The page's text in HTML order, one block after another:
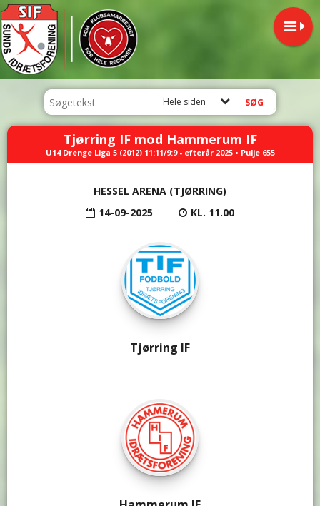
Hele siden
Tjørring IF mod Hammerum IF
U14 Drenge Liga 5 (2012) 11:11/9:9 - efterår 2025 • Pulje 655
HESSEL ARENA (TJØRRING)
14-09-2025
KL. 11.00
Tjørring IF